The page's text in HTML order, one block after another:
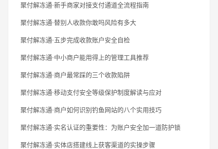
聚付解冻通·新手商家对接支付通道全流程指南
聚付解冻通·替别人收款你敢吗风险有多大
聚付解冻通·五步完成收款账户安全自检
聚付解冻通·中小商户能用得上的管理工具推荐
聚付解冻通·商户最常踩的三个收款陷阱
聚付解冻通·移动支付安全等级保护制度解读与应对
聚付解冻通·商户如何识别钓鱼网站的八个实用技巧
聚付解冻通·实名认证的重要性：为账户安全加一道防护锁
聚付解冻通·实体店搭建线上获客渠道的实操步骤